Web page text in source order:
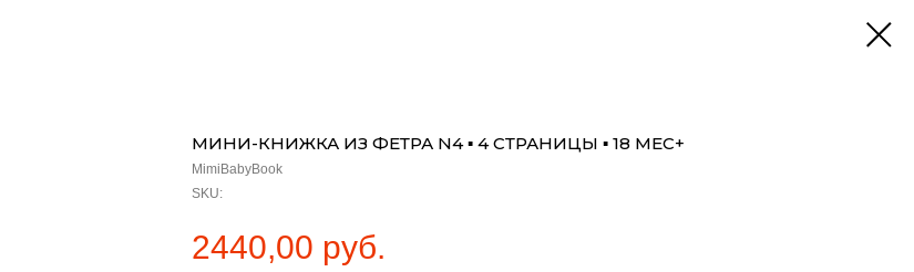
МИНИ-КНИЖКА ИЗ ФЕТРА N4 ▪ 4 СТРАНИЦЫ ▪ 18 МЕС+
MimiBabyBook
SKU:
2440,00 руб.